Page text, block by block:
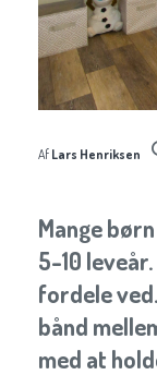
Af Lars Henriksen
Mange
5-10
fordele
bånd
med at